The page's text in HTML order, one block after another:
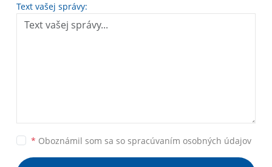
Text vašej správy:
* Oboznámil som sa so spracúvaním osobných údajov